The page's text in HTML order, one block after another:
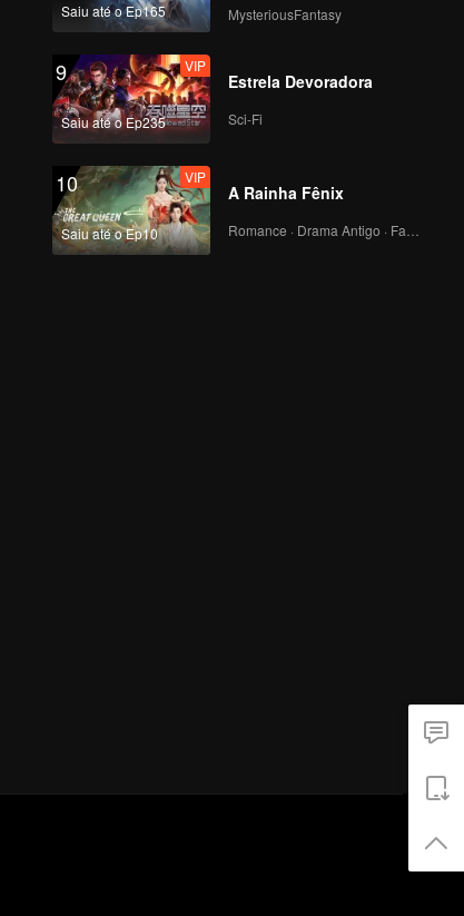
Saiu até o Ep165 MysteriousFantasy
9
Saiu até o Ep235
VIP
Estrela Devoradora
Sci-Fi
10
Saiu até o Ep10
VIP
A Rainha Fênix